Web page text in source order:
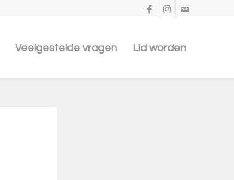
Veelgestelde vragen Lid worden